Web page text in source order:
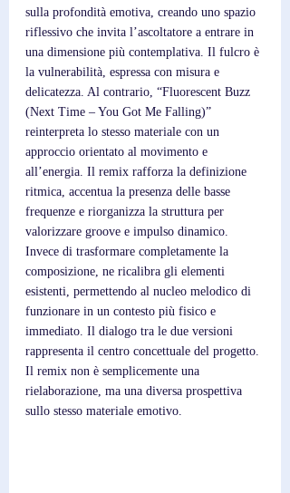
sulla profondità emotiva, creando uno spazio
riflessivo che invita l’ascoltatore a entrare in
una dimensione più contemplativa. Il fulcro è
la vulnerabilità, espressa con misura e
delicatezza. Al contrario, “Fluorescent Buzz
(Next Time – You Got Me Falling)”
reinterpreta lo stesso materiale con un
approccio orientato al movimento e
all’energia. Il remix rafforza la definizione
ritmica, accentua la presenza delle basse
frequenze e riorganizza la struttura per
valorizzare groove e impulso dinamico.
Invece di trasformare completamente la
composizione, ne ricalibra gli elementi
esistenti, permettendo al nucleo melodico di
funzionare in un contesto più fisico e
immediato. Il dialogo tra le due versioni
rappresenta il centro concettuale del progetto.
Il remix non è semplicemente una
rielaborazione, ma una diversa prospettiva
sullo stesso materiale emotivo.